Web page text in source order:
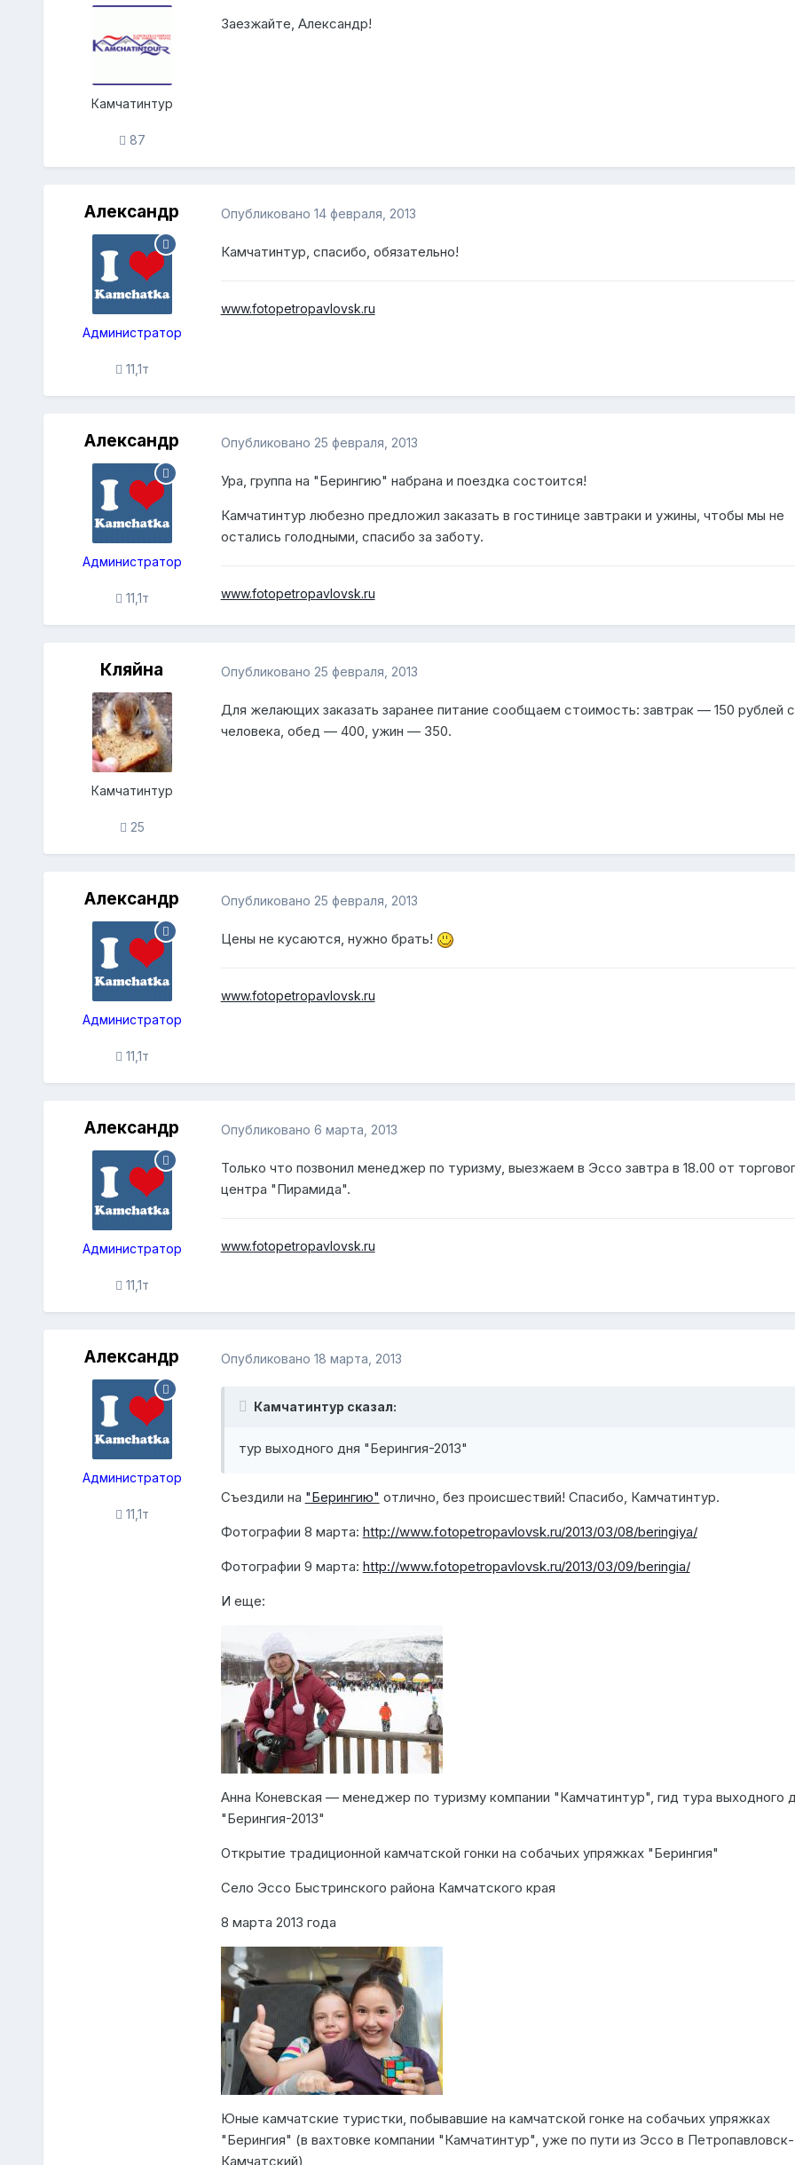
Камчатинтур
87
Заезжайте, Александр!
Александр
Администратор
11,1т
Опубликовано 14 февраля, 2013
Камчатинтур, спасибо, обязательно!
www.fotopetropavlovsk.ru
Александр
Администратор
11,1т
Опубликовано 25 февраля, 2013
Ура, группа на "Берингию" набрана и поездка состоится!
Камчатинтур любезно предложил заказать в гостинице завтраки и ужины, чтобы мы не
остались голодными, спасибо за заботу.
www.fotopetropavlovsk.ru
Кляйна
Камчатинтур
25
Опубликовано 25 февраля, 2013
Для желающих заказать заранее питание сообщаем стоимость: завтрак — 150 рублей с
человека, обед — 400, ужин — 350.
Александр
Администратор
11,1т
Опубликовано 25 февраля, 2013
Цены не кусаются, нужно брать!
www.fotopetropavlovsk.ru
Александр
Администратор
11,1т
Опубликовано 6 марта, 2013
Только что позвонил менеджер по туризму, выезжаем в Эссо завтра в 18.00 от
центра "Пирамида".
www.fotopetropavlovsk.ru
Александр
Администратор
11,1т
Опубликовано 18 марта, 2013
Камчатинтур сказал:
тур выходного дня "Берингия-2013"
Съездили на "Берингию" отлично, без происшествий! Спасибо, Камчатинтур.
Фотографии 8 марта: http://www.fotopetropavlovsk.ru/2013/03/08/beringiya/
Фотографии 9 марта: http://www.fotopetropavlovsk.ru/2013/03/09/beringia/
И еще:
Анна Коневская — менеджер по туризму компании "Камчатинтур", гид тура выходного
"Берингия-2013"
Открытие традиционной камчатской гонки на собачьих упряжках "Берингия"
Село Эссо Быстринского района Камчатского края
8 марта 2013 года
Юные камчатские туристки, побывавшие на камчатской гонке на собачьих упряжках
"Берингия" (в вахтовке компании "Камчатинтур", уже по пути из Эссо в Петропавловск-
Камчатский)